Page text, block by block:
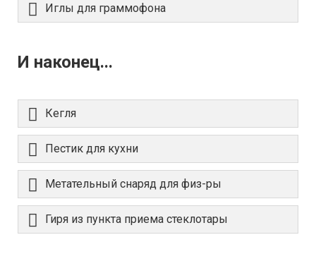
Иглы для граммофона
И наконец...
Кегля
Пестик для кухни
Метательный снаряд для физ-ры
Гиря из пункта приема стеклотары